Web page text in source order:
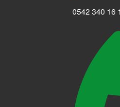
0542 340 16